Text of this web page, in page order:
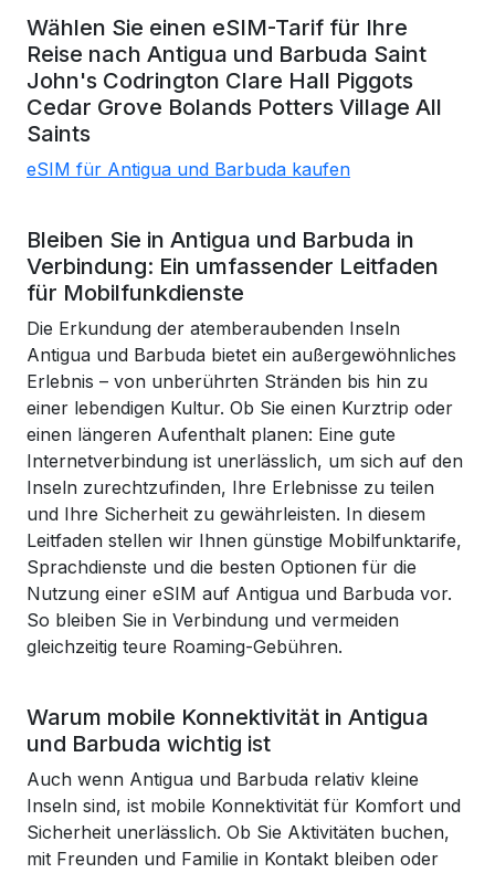
Wählen Sie einen eSIM-Tarif für Ihre
Reise nach Antigua und Barbuda Saint
John's Codrington Clare Hall Piggots
Cedar Grove Bolands Potters Village All
Saints
eSIM für Antigua und Barbuda kaufen
Bleiben Sie in Antigua und Barbuda in
Verbindung: Ein umfassender Leitfaden
für Mobilfunkdienste
Die Erkundung der atemberaubenden Inseln
Antigua und Barbuda bietet ein außergewöhnliches
Erlebnis – von unberührten Stränden bis hin zu
einer lebendigen Kultur. Ob Sie einen Kurztrip oder
einen längeren Aufenthalt planen: Eine gute
Internetverbindung ist unerlässlich, um sich auf den
Inseln zurechtzufinden, Ihre Erlebnisse zu teilen
und Ihre Sicherheit zu gewährleisten. In diesem
Leitfaden stellen wir Ihnen günstige Mobilfunktarife,
Sprachdienste und die besten Optionen für die
Nutzung einer eSIM auf Antigua und Barbuda vor.
So bleiben Sie in Verbindung und vermeiden
gleichzeitig teure Roaming-Gebühren.
Warum mobile Konnektivität in Antigua
und Barbuda wichtig ist
Auch wenn Antigua und Barbuda relativ kleine
Inseln sind, ist mobile Konnektivität für Komfort und
Sicherheit unerlässlich. Ob Sie Aktivitäten buchen,
mit Freunden und Familie in Kontakt bleiben oder